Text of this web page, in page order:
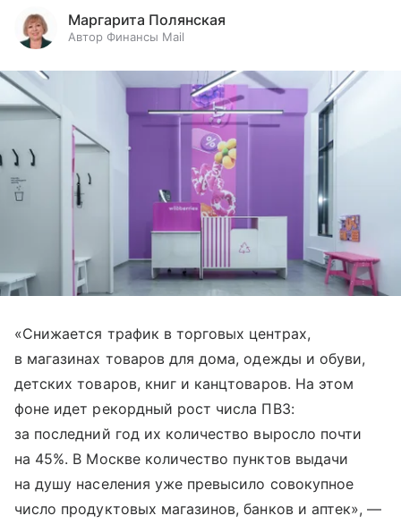
Маргарита Полянская
Автор Финансы Mail
«Снижается трафик в торговых центрах,
в магазинах товаров для дома, одежды и обуви,
детских товаров, книг и канцтоваров. На этом
фоне идет рекордный рост числа ПВЗ:
за последний год их количество выросло почти
на 45%. В Москве количество пунктов выдачи
на душу населения уже превысило совокупное
число продуктовых магазинов, банков и аптек», —